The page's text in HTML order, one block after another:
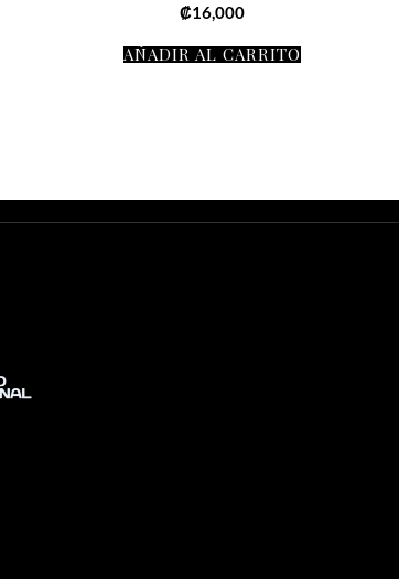
₡16,000
AÑADIR AL CARRITO